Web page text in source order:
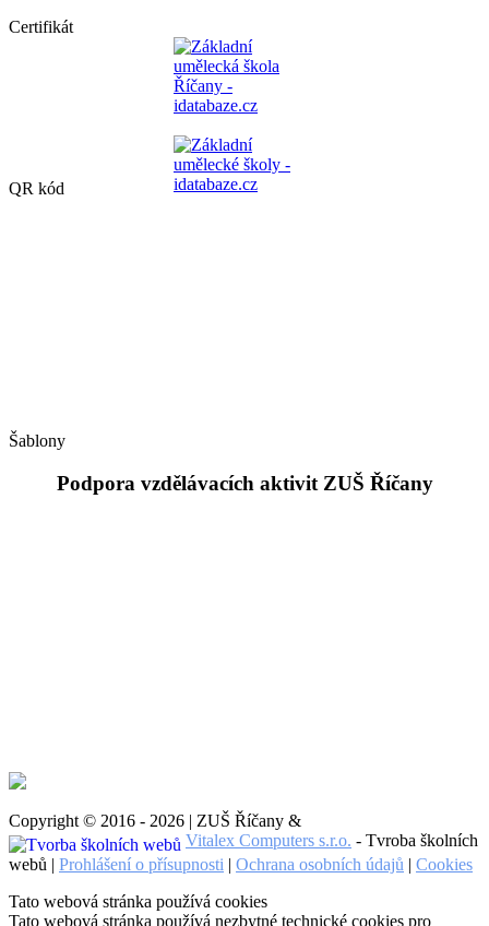
Certifikát
QR kód
Šablony
Podpora vzdělávacích aktivit ZUŠ Říčany
Copyright © 2016 - 2026 | ZUŠ Říčany &
Vitalex Computers s.r.o. - Tvroba školních
webů | Prohlášení o přísupnosti | Ochrana osobních údajů | Cookies
Tato webová stránka používá cookies
Tato webová stránka používá nezbytné technické cookies pro